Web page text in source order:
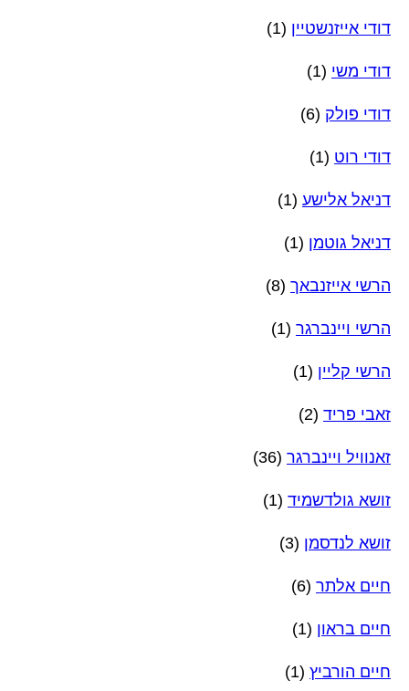
דודי אייזנשטיין (1)
דודי משי (1)
דודי פולק (6)
דודי רוט (1)
דניאל אלישע (1)
דניאל גוטמן (1)
הרשי אייזנבאך (8)
הרשי ויינברגר (1)
הרשי קליין (1)
זאבי פריד (2)
זאנוויל ויינברגר (36)
זושא גולדשמיד (1)
זושא לנדסמן (3)
חיים אלתר (6)
חיים בראון (1)
חיים הורביץ (1)